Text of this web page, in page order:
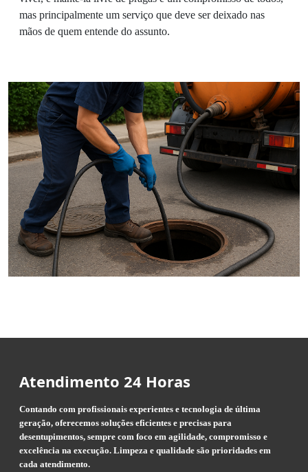
mas principalmente um serviço que deve ser deixado nas
mãos de quem entende do assunto.
Atendimento 24 Horas
Contando com profissionais experientes e tecnologia de última
geração, oferecemos soluções eficientes e precisas para
desentupimentos, sempre com foco em agilidade, compromisso e
excelência na execução. Limpeza e qualidade são prioridades em
cada atendimento.